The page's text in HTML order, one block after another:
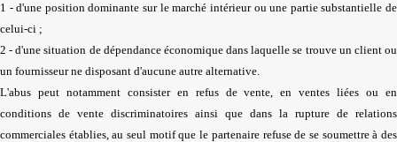
1 - d'une position dominante sur le marché intérieur ou une partie substantielle de
celui-ci ;
2 - d'une situation de dépendance économique dans laquelle se trouve un client ou
un fournisseur ne disposant d'aucune autre alternative.
L'abus peut notamment consister en refus de vente, en ventes liées ou en
conditions de vente discriminatoires ainsi que dans la rupture de relations
commerciales établies, au seul motif que le partenaire refuse de se soumettre à des